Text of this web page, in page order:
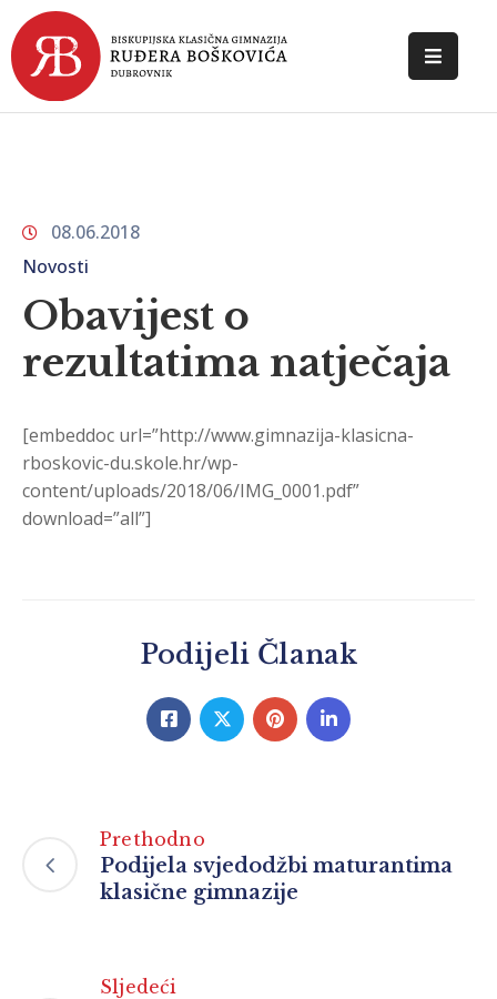
POČETNA
DOKUMENTI
KONTAKT
08.06.2018
Novosti
Obavijest o
rezultatima natječaja
[embeddoc url=”http://www.gimnazija-klasicna-
rboskovic-du.skole.hr/wp-
content/uploads/2018/06/IMG_0001.pdf”
download=”all”]
Podijeli Članak
Prethodno
Podijela svjedodžbi maturantima
klasične gimnazije
Sljedeći